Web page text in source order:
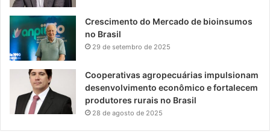
Crescimento do Mercado de bioinsumos
no Brasil
29 de setembro de 2025
Cooperativas agropecuárias impulsionam
desenvolvimento econômico e fortalecem
produtores rurais no Brasil
28 de agosto de 2025